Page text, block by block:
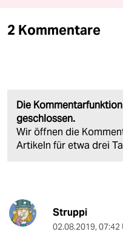
2 Kommentare
Die
geschlossen.
Wir öffnen die
Artikeln für etwa drei
Struppi
02.08.2019, 07:42